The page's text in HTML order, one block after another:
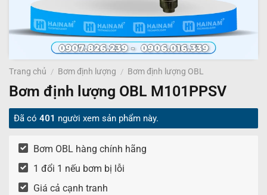
Trang chủ / Bơm định lượng / Bơm định lượng OBL
Bơm định lượng OBL M101PPSV
Đã có 401 người xem sản phẩm này.
Bơm OBL hàng chính hãng
1 đổi 1 nếu bơm bị lỗi
Giá cả cạnh tranh